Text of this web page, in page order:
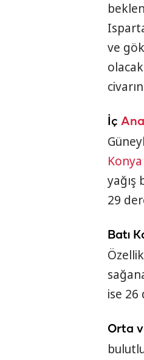
ve
İç
Konya
yağış
29
Batı
ise 26
Orta